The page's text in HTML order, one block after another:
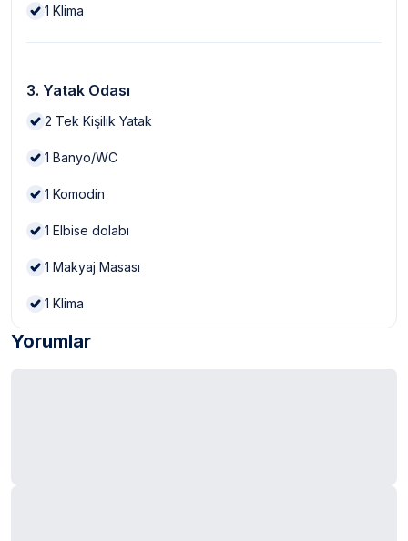
1 Klima
3. Yatak Odası
2 Tek Kişilik Yatak
1 Banyo/WC
1 Komodin
1 Elbise dolabı
1 Makyaj Masası
1 Klima
Yorumlar